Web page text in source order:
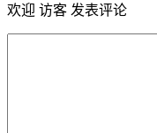
欢迎 访客 发表评论